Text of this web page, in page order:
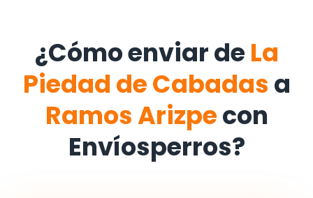
¿Cómo enviar de La
Piedad de Cabadas a
Ramos Arizpecon
Envíosperros?